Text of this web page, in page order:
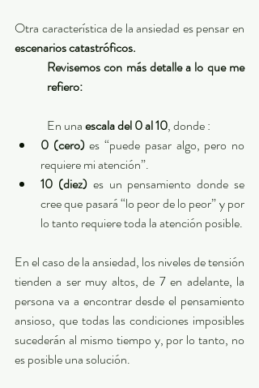
escenarios catastróficos.
Revisemos con más detalle a lo que me
refiero:
En una escala del 0 al 10, donde :
0 (cero) es “puede pasar algo, pero no
requiere mi atención”.
10 (diez) es un pensamiento donde se
cree que pasará “lo peor de lo peor” y por
En el caso de la ansiedad, los niveles de tensión
tienden a ser muy altos, de 7 en adelante, la
persona va a encontrar desde el pensamiento
ansioso, que todas las condiciones imposibles
sucederán al mismo tiempo y, por lo tanto, no
es posible una solución.